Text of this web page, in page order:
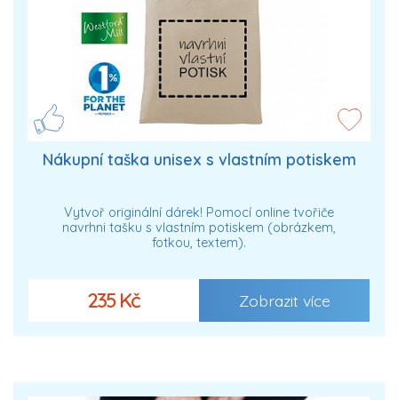
Nákupní taška unisex s vlastním potiskem
Vytvoř originální dárek! Pomocí online tvořiče
navrhni tašku s vlastním potiskem (obrázkem,
fotkou, textem).
235 Kč Zobrazit více